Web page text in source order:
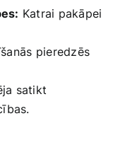
Katrai pakāpei
pieredzēs​
satikt